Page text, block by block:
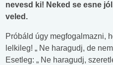
nevesd ki! Neked se esne
veled.
Próbáld úgy megfogalmazni,
lelkileg! „ Ne haragudj, de
Esetleg: „ Ne haragudj,